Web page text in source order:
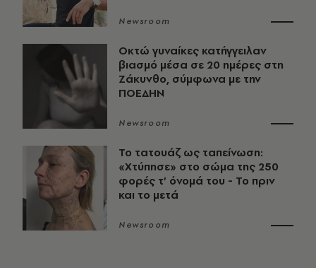
Newsroom
Οκτώ γυναίκες κατήγγειλαν
βιασμό μέσα σε 20 ημέρες στη
Ζάκυνθο, σύμφωνα με την
ΠΟΕΔΗΝ
Newsroom
Το τατουάζ ως ταπείνωση:
«Χτύπησε» στο σώμα της 250
φορές τ’ όνομά του - Το πριν
και το μετά
Newsroom